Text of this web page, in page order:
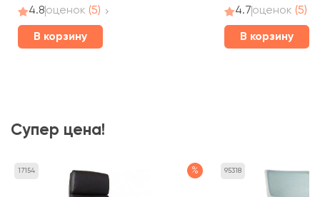
4.8оценок (5)
В корзину
4.7оценок (5)
В корзину
Супер цена!
17154 % 95318